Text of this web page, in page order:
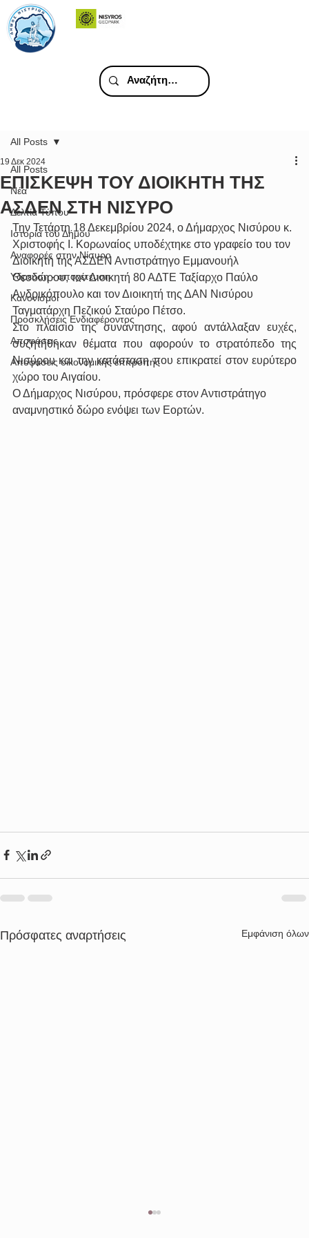
All Posts
Νέα
Δελτία Τύπου
Ιστορία του Δήμου
Αναφορές στην Νίσυρο
Υδρευση - αποχέτευση
Κανονισμοί
Προσκλήσεις Ενδιαφέροντος
Αποφάσεις
Αποφάσεις οικονομικής επιτροπής
All Posts
ΕΠΙΣΚΕΨΗ ΤΟΥ ΔΙΟΙΚΗΤΗ ΤΗΣ
ΑΣΔΕΝ ΣΤΗ ΝΙΣΥΡΟ
19 Δεκ 2024
Την Τετάρτη 18 Δεκεμβρίου 2024, ο Δήμαρχος Νισύρου κ.
Χριστοφής Ι. Κορωναίος υποδέχτηκε στο γραφείο του τον
Διοικητή της ΑΣΔΕΝ Αντιστράτηγο Εμμανουήλ
Θεοδώρου, τον Διοικητή 80 ΑΔΤΕ Ταξίαρχο Παύλο
Ανδρικόπουλο και τον Διοικητή της ΔΑΝ Νισύρου
Ταγματάρχη Πεζικού Σταύρο Πέτσο.
Στο πλαίσιο της συνάντησης, αφού αντάλλαξαν ευχές,
συζητήθηκαν θέματα που αφορούν το στρατόπεδο της
Νισύρου και την κατάσταση που επικρατεί στον ευρύτερο
χώρο του Αιγαίου.
Ο Δήμαρχος Νισύρου, πρόσφερε στον Αντιστράτηγο
αναμνηστικό δώρο ενόψει των Εορτών.
Πρόσφατες αναρτήσεις Εμφάνιση όλων